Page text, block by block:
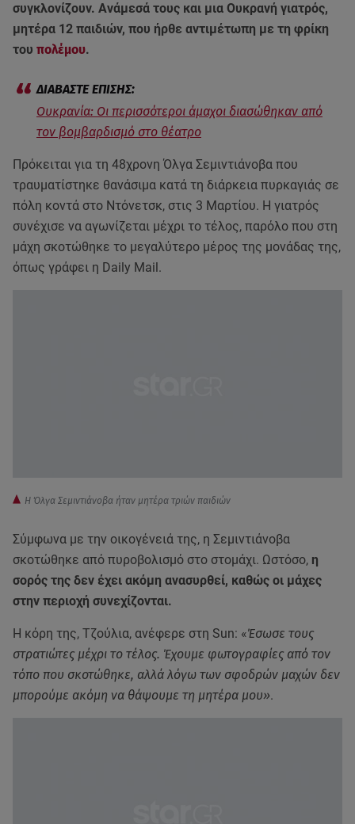
συγκλονίζουν. Ανάμεσά τους και μια Ουκρανή γιατρός,
μητέρα 12 παιδιών, που ήρθε αντιμέτωπη με τη φρίκη
του πολέμου.
Ουκρανία: Οι περισσότεροι άμαχοι διασώθηκαν από
τον βομβαρδισμό στο θέατρο
Πρόκειται για τη 48χρονη Όλγα Σεμιντιάνοβα που
τραυματίστηκε θανάσιμα κατά τη διάρκεια πυρκαγιάς σε
πόλη κοντά στο Ντόνετσκ, στις 3 Μαρτίου. Η γιατρός
συνέχισε να αγωνίζεται μέχρι το τέλος, παρόλο που στη
μάχη σκοτώθηκε το μεγαλύτερο μέρος της μονάδας της,
όπως γράφει η Daily Mail.
Η Όλγα Σεμιντιάνοβα ήταν μητέρα τριών παιδιών
Σύμφωνα με την οικογένειά της, η Σεμιντιάνοβα
σκοτώθηκε από πυροβολισμό στο στομάχι. Ωστόσο, η
σορός της δεν έχει ακόμη ανασυρθεί, καθώς οι μάχες
στην περιοχή συνεχίζονται.
Η κόρη της, Τζούλια, ανέφερε στη Sun: «Έσωσε τους
στρατιώτες μέχρι το τέλος. Έχουμε φωτογραφίες από τον
τόπο που σκοτώθηκε, αλλά λόγω των σφοδρών μαχών δεν
μπορούμε ακόμη να θάψουμε τη μητέρα μου».